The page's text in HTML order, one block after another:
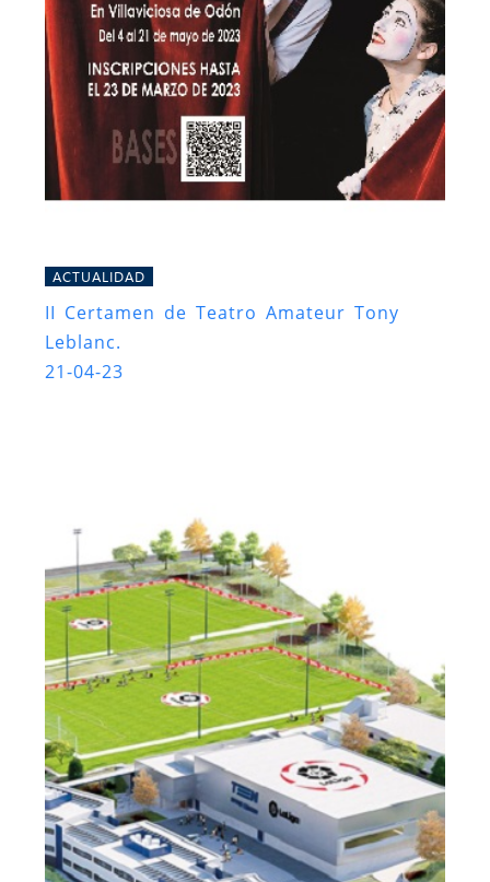
ACTUALIDAD
II Certamen de Teatro Amateur Tony
Leblanc.
21-04-23